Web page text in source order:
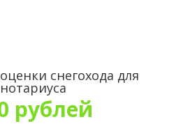
снегохода для
нотариуса
рублей